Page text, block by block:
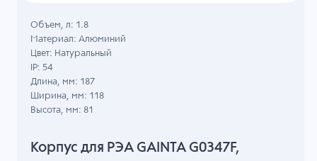
Корпус для РЭА GAINTA G0347F,
Объем, л: 1.8
Материал: Алюминий
Цвет: Натуральный
IP: 54
Длина, мм: 187
Ширина, мм: 118
Высота, мм: 81